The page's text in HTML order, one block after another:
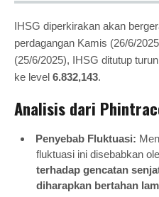
IHSG diperkirakan akan
perdagangan Kamis (26/6/
(25/6/2025), IHSG ditutup
ke level 6.832,143.
Analisis dari
Penyebab Fluktuasi:
fluktuasi ini disebabkan
terhadap gencatan
diharapkan bertahan